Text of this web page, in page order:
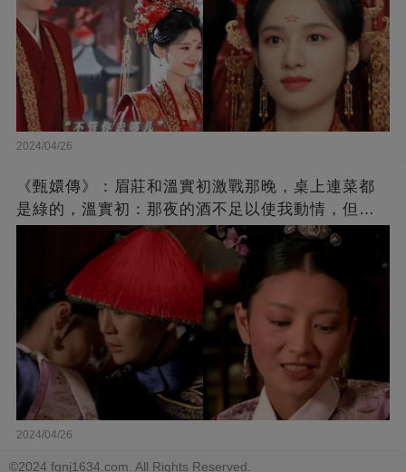
2024/04/26
《甄嬛傳》：眉莊和溫實初激戰那晚，桌上連菜都
是綠的，溫實初：那夜的酒不足以使我動情，但菜
2024/04/26
©2024 fgnj1634.com. All Rights Reserved.